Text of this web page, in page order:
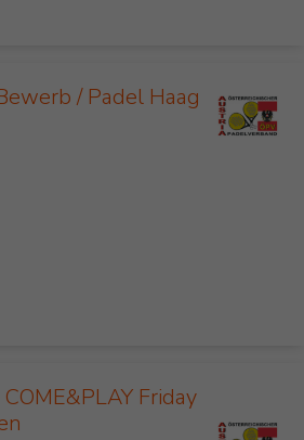
/ Padel Haag
Friday